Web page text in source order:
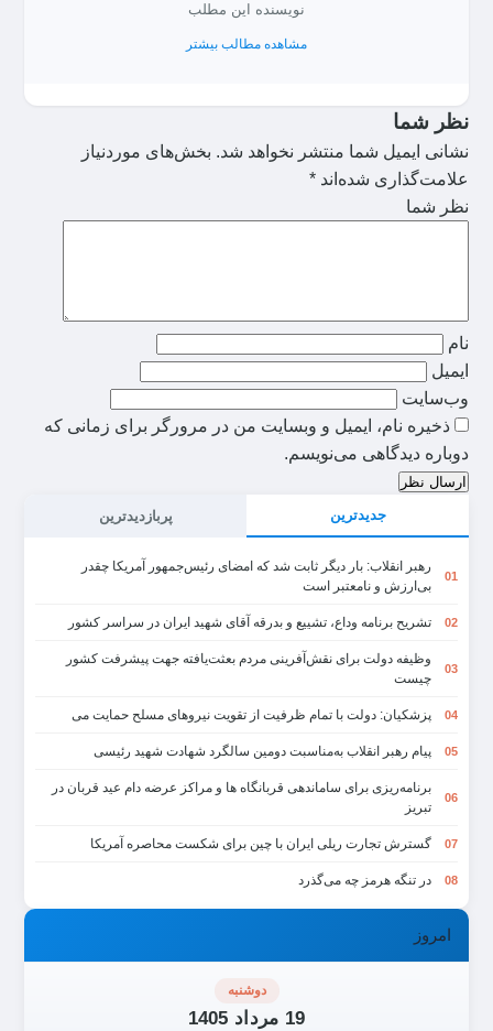
جدیدترین پربازدیدترین
01
رهبر انقلاب: بار دیگر ثابت شد که امضای رئیس‌جمهور آمریکا چقدر
بی‌ارزش و نامعتبر است
02 تشریح برنامه وداع، تشییع و بدرقه آقای شهید ایران در سراسر کشور
03
وظیفه دولت برای نقش‌آفرینی مردم بعثت‌یافته جهت پیشرفت کشور
چیست
04 پزشکیان: دولت با تمام ظرفیت از تقویت نیروهای مسلح حمایت می
05 پیام رهبر انقلاب به‌مناسبت دومین سالگرد شهادت شهید رئیسی
06
برنامه‌ریزی برای ساماندهی قربانگاه ها و مراکز عرضه دام عید قربان در
تبریز
07 گسترش تجارت ریلی ایران با چین برای شکست محاصره آمریکا
08 در تنگه هرمز چه می‌گذرد
امروز
دوشنبه
19 مرداد 1405
نویسنده این مطلب
مشاهده مطالب بیشتر
نظر شما
نشانی ایمیل شما منتشر نخواهد شد. بخش‌های موردنیاز
علامت‌گذاری شده‌اند *
نظر شما
نام
ایمیل
وب‌سایت
ذخیره نام، ایمیل و وبسایت من در مرورگر برای زمانی که
دوباره دیدگاهی می‌نویسم.
ارسال نظر